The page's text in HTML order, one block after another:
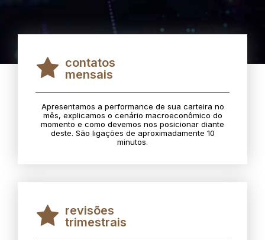
contatos
mensais
Apresentamos a performance de sua carteira no
mês, explicamos o cenário macroeconômico do
momento e como devemos nos posicionar diante
deste. São ligações de aproximadamente 10
minutos.
revisões
trimestrais